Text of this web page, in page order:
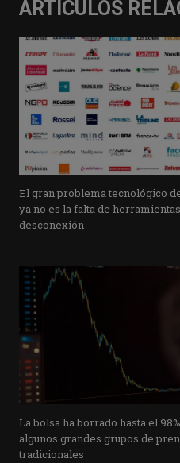
ARTÍCULOS
El gran problema tecnológico
ya no es la falta de
desconexión
La bolsa ha borrado hasta el
algunos grandes grupos de
tradicionales